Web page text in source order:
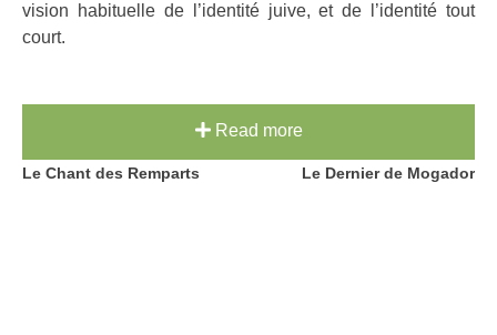
vision habituelle de l’identité juive, et de l’identité tout
court.
Read more
Post
Le Chant des Remparts Le Dernier de Mogador